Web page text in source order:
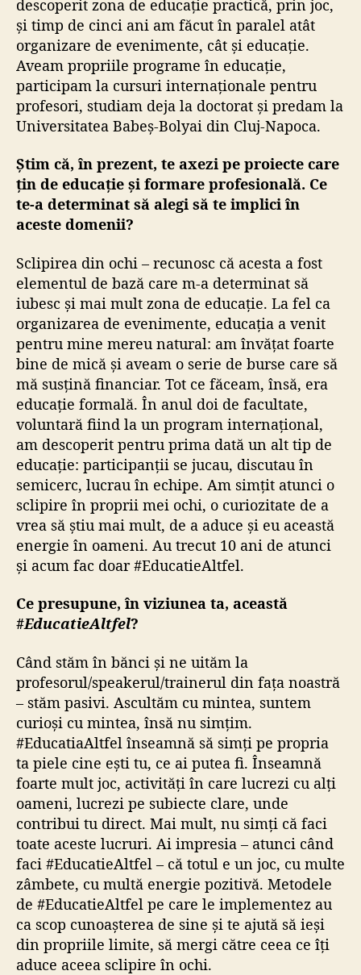
descoperit zona de educație practică, prin joc,
și timp de cinci ani am făcut în paralel atât
organizare de evenimente, cât și educație.
Aveam propriile programe în educație,
participam la cursuri internaționale pentru
profesori, studiam deja la doctorat și predam la
Universitatea Babeș-Bolyai din Cluj-Napoca.
Știm că, în prezent, te axezi pe proiecte care
țin de educație și formare profesională. Ce
te-a determinat să alegi să te implici în
aceste domenii?
Sclipirea din ochi – recunosc că acesta a fost
elementul de bază care m-a determinat să
iubesc și mai mult zona de educație. La fel ca
organizarea de evenimente, educația a venit
pentru mine mereu natural: am învățat foarte
bine de mică și aveam o serie de burse care să
mă susțină financiar. Tot ce făceam, însă, era
educație formală. În anul doi de facultate,
voluntară fiind la un program internațional,
am descoperit pentru prima dată un alt tip de
educație: participanții se jucau, discutau în
semicerc, lucrau în echipe. Am simțit atunci o
sclipire în proprii mei ochi, o curiozitate de a
vrea să știu mai mult, de a aduce și eu această
energie în oameni. Au trecut 10 ani de atunci
și acum fac doar #EducatieAltfel.
Ce presupune, în viziunea ta, această
#EducatieAltfel?
Când stăm în bănci și ne uităm la
profesorul/speakerul/trainerul din fața noastră
– stăm pasivi. Ascultăm cu mintea, suntem
curioși cu mintea, însă nu simțim.
#EducatiaAltfel înseamnă să simți pe propria
ta piele cine ești tu, ce ai putea fi. Înseamnă
foarte mult joc, activități în care lucrezi cu alți
oameni, lucrezi pe subiecte clare, unde
contribui tu direct. Mai mult, nu simți că faci
toate aceste lucruri. Ai impresia – atunci când
faci #EducatieAltfel – că totul e un joc, cu multe
zâmbete, cu multă energie pozitivă. Metodele
de #EducatieAltfel pe care le implementez au
ca scop cunoașterea de sine și te ajută să ieși
din propriile limite, să mergi către ceea ce îți
aduce aceea sclipire în ochi.